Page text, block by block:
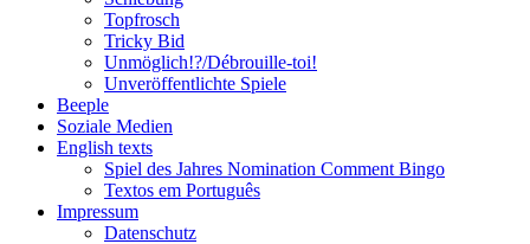
Topfrosch
Tricky Bid
Unmöglich!?/Débrouille-toi!
Unveröffentlichte Spiele
Beeple
Soziale Medien
English texts
Spiel des Jahres Nomination Comment Bingo
Textos em Português
Impressum
Datenschutz